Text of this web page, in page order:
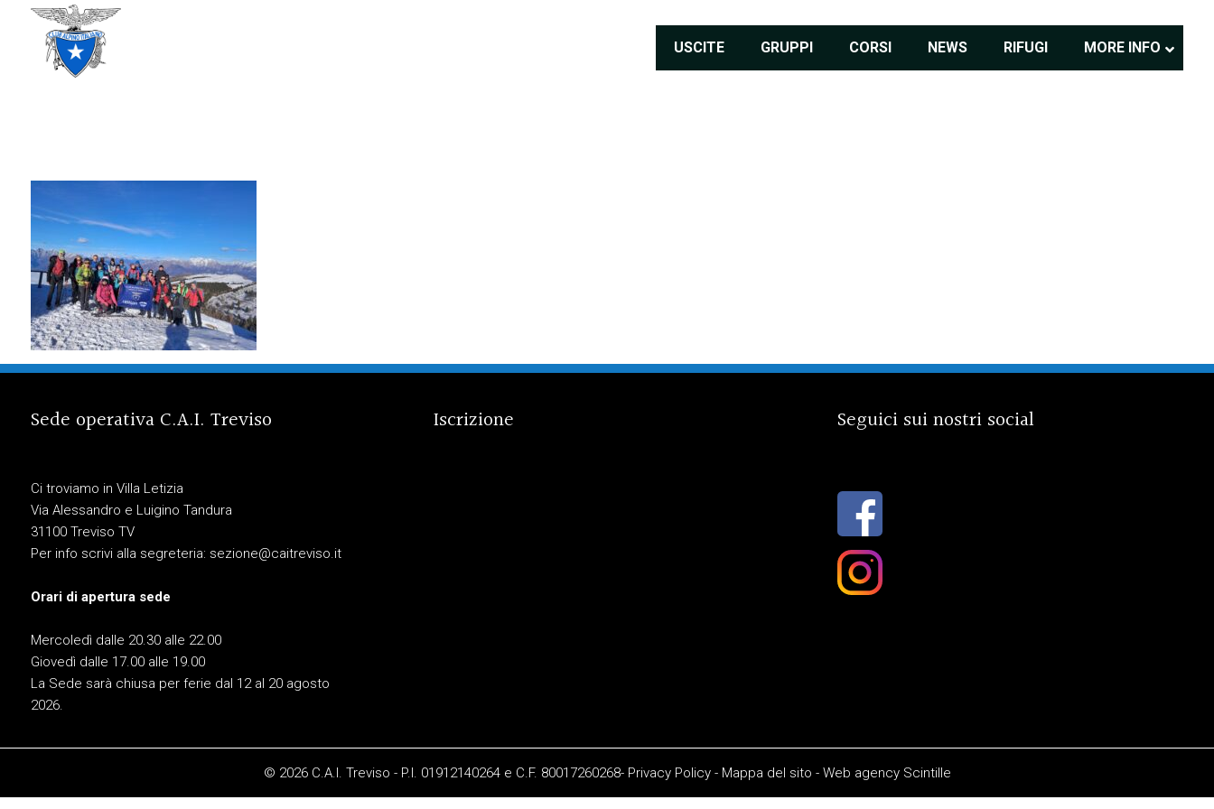
USCITE GRUPPI CORSI NEWS RIFUGI MORE INFO
Sede operativa C.A.I. Treviso
Ci troviamo in Villa Letizia
Via Alessandro e Luigino Tandura
31100 Treviso TV
Per info scrivi alla segreteria: sezione@caitreviso.it
Orari di apertura sede
Mercoledì dalle 20.30 alle 22.00
Giovedì dalle 17.00 alle 19.00
La Sede sarà chiusa per ferie dal 12 al 20 agosto
2026.
Iscrizione Seguici sui nostri social
© 2026 C.A.I. Treviso - P.I. 01912140264 e C.F. 80017260268- Privacy Policy- Mappa del sito - Web agency Scintille